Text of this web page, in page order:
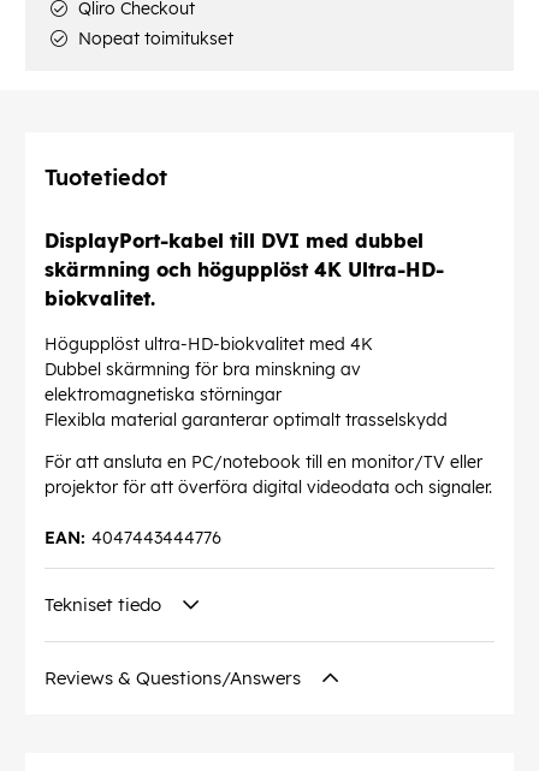
Qliro Checkout
Nopeat toimitukset
Tuotetiedot
DisplayPort-kabel till DVI med dubbel
skärmning och högupplöst 4K Ultra-HD-
biokvalitet.
Högupplöst ultra-HD-biokvalitet med 4K
Dubbel skärmning för bra minskning av
elektromagnetiska störningar
Flexibla material garanterar optimalt trasselskydd
För att ansluta en PC/notebook till en monitor/TV eller
projektor för att överföra digital videodata och signaler.
4047443444776
EAN:
Tekniset tiedo
Reviews & Questions/Answers